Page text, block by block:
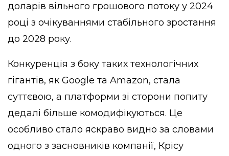
доларів вільного грошового потоку у 2024
році з очікуваннями стабільного зростання
до 2028 року.
Конкуренція з боку таких технологічних
гігантів, як Google та Amazon, стала
суттєвою, а платформи зі сторони попиту
дедалі більше комодифікуються. Це
особливо стало яскраво видно за словами
одного з засновників компанії, Крісу